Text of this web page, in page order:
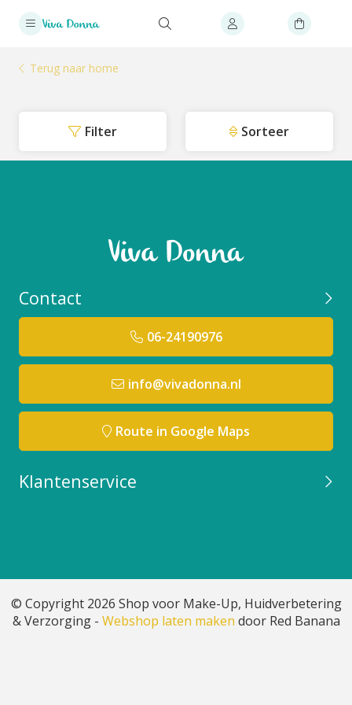
Terug naar home
Filter Sorteer
Contact
06-24190976
info@vivadonna.nl
Route in Google Maps
Klantenservice
© Copyright 2026 Shop voor Make-Up, Huidverbetering
& Verzorging - Webshop laten maken door Red Banana